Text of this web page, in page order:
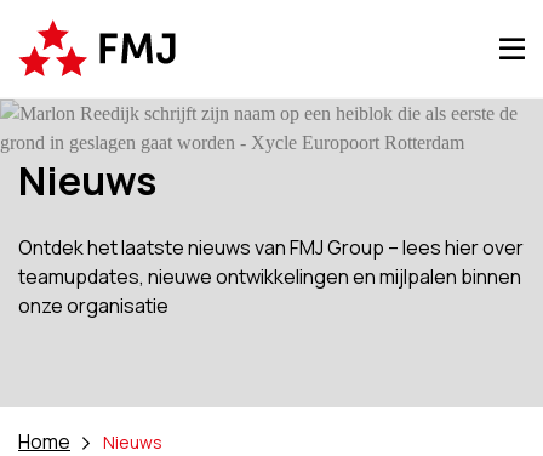
Nieuws
Ontdek het laatste nieuws van FMJ Group – lees hier over
teamupdates, nieuwe ontwikkelingen en mijlpalen binnen
onze organisatie
Home Nieuws